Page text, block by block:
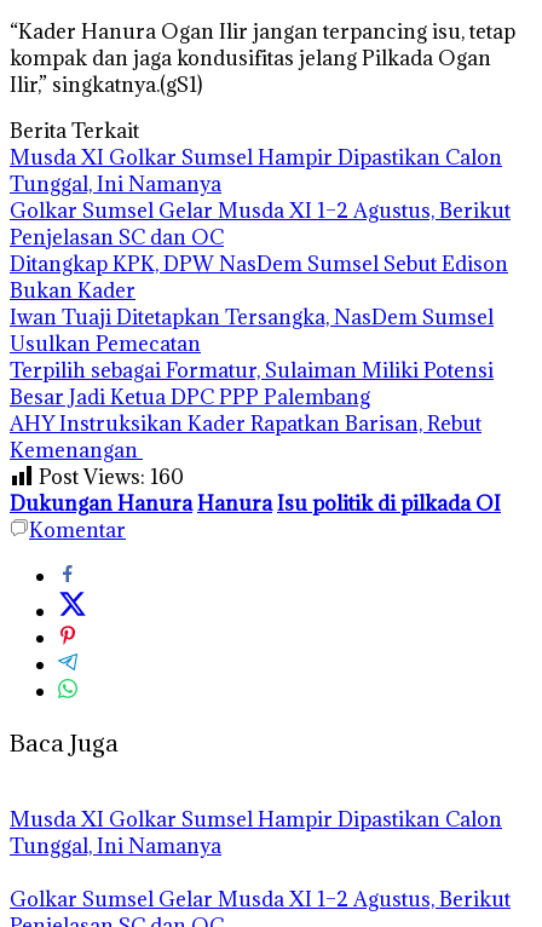
“Kader Hanura Ogan Ilir jangan terpancing isu, tetap
kompak dan jaga kondusifitas jelang Pilkada Ogan
Ilir,” singkatnya.(gS1)
Berita Terkait
Musda XI Golkar Sumsel Hampir Dipastikan Calon
Tunggal, Ini Namanya
Golkar Sumsel Gelar Musda XI 1–2 Agustus, Berikut
Penjelasan SC dan OC
Ditangkap KPK, DPW NasDem Sumsel Sebut Edison
Bukan Kader
Iwan Tuaji Ditetapkan Tersangka, NasDem Sumsel
Usulkan Pemecatan
Terpilih sebagai Formatur, Sulaiman Miliki Potensi
Besar Jadi Ketua DPC PPP Palembang
AHY Instruksikan Kader Rapatkan Barisan, Rebut
Kemenangan
Post Views: 160
Dukungan HanuraHanuraIsu politik di pilkada OI
Komentar
Baca Juga
Musda XI Golkar Sumsel Hampir Dipastikan Calon
Tunggal, Ini Namanya
Golkar Sumsel Gelar Musda XI 1–2 Agustus, Berikut